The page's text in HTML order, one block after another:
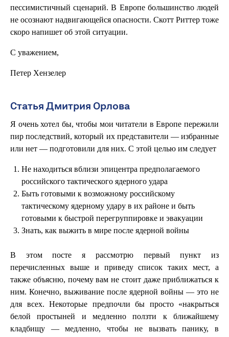
пессимистичный сценарий. В Европе большинство людей
не осознают надвигающейся опасности. Скотт Риттер тоже
скоро напишет об этой ситуации.
С уважением,
Петер Хензелер
Статья Дмитрия Орлова
Я очень хотел бы, чтобы мои читатели в Европе пережили
пир последствий, который их представители — избранные
или нет — подготовили для них. С этой целью им следует
Не находиться вблизи эпицентра предполагаемого
российского тактического ядерного удара
Быть готовыми к возможному российскому
тактическому ядерному удару в их районе и быть
готовыми к быстрой перегруппировке и эвакуации
Знать, как выжить в мире после ядерной войны
В этом посте я рассмотрю первый пункт из
перечисленных выше и приведу список таких мест, а
также объясню, почему вам не стоит даже приближаться к
ним. Конечно, выживание после ядерной войны — это не
для всех. Некоторые предпочли бы просто «накрыться
белой простыней и медленно ползти к ближайшему
кладбищу — медленно, чтобы не вызвать панику, в